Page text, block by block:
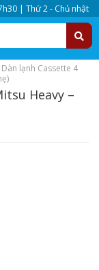
| Thứ 2 - Chủ nhật
Dàn lạnh Cassette 4
Heavy –